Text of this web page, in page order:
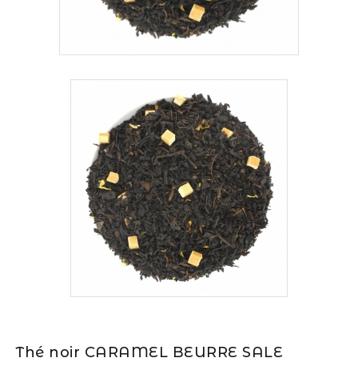
Thé noir CARAMEL BEURRE SALE